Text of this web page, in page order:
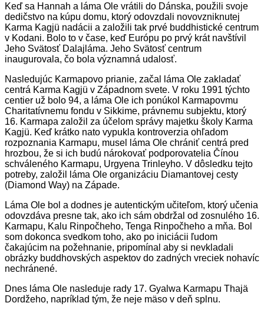
Keď sa Hannah a láma Ole vrátili do Dánska, použili svoje
dedičstvo na kúpu domu, ktorý odovzdali novovzniknutej
Karma Kagjü nadácii a založili tak prvé buddhistické centrum
v Kodani. Bolo to v čase, keď Európu po prvý krát navštívil
Jeho Svätosť Dalajláma. Jeho Svätosť centrum
inaugurovala, čo bola významná udalosť.
Nasledujúc Karmapovo prianie, začal láma Ole zakladať
centrá Karma Kagjü v Západnom svete. V roku 1991 týchto
centier už bolo 94, a láma Ole ich ponúkol Karmapovmu
Charitatívnemu fondu v Sikkime, právnemu subjektu, ktorý
16. Karmapa založil za účelom správy majetku školy Karma
Kagjü. Keď krátko nato vypukla kontroverzia ohľadom
rozpoznania Karmapu, musel láma Ole chrániť centrá pred
hrozbou, že si ich budú nárokovať podporovatelia Čínou
schváleného Karmapu, Urgyena Trinleyho. V dôsledku tejto
potreby, založil láma Ole organizáciu Diamantovej cesty
(Diamond Way) na Západe.
Láma Ole bol a dodnes je autentickým učiteľom, ktorý učenia
odovzdáva presne tak, ako ich sám obdržal od zosnulého 16.
Karmapu, Kalu Rinpočheho, Tenga Rinpočheho a mňa. Bol
som dokonca svedkom toho, ako po iniciácii ľudom
čakajúcim na požehnanie, pripomínal aby si nevkladali
obrázky buddhovských aspektov do zadných vreciek nohavíc
nechránené.
Dnes láma Ole nasleduje rady 17. Gyalwa Karmapu Thajä
Dordžeho, napríklad tým, že neje mäso v deň splnu.